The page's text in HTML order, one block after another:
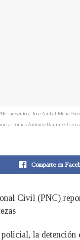
presentó a José Anibal Mejía
a Tomas Antonio Ramirez
Comparte en
Civil (PNC)
la detención